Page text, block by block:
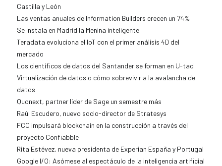
Castilla y León
Las ventas anuales de Information Builders crecen un 74%
Se instala en Madrid la Menina inteligente
Teradata evoluciona el IoT con el primer análisis 4D del
mercado
Los científicos de datos del Santander se forman en U-tad
Virtualización de datos o cómo sobrevivir a la avalancha de
datos
Quonext, partner líder de Sage un semestre más
Raúl Escudero, nuevo socio-director de Stratesys
FCC impulsará blockchain en la construcción a través del
proyecto Confiabble
Rita Estévez, nueva presidenta de Experian España y Portugal
Google I/O: Asómese al espectáculo de la inteligencia artificial